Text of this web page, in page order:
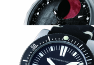
SCHAUMBURG WATCH
スチームパンク
巨大な赤い月が満ち欠け
SCHAUMBURG WATCH
ブラッドムーン